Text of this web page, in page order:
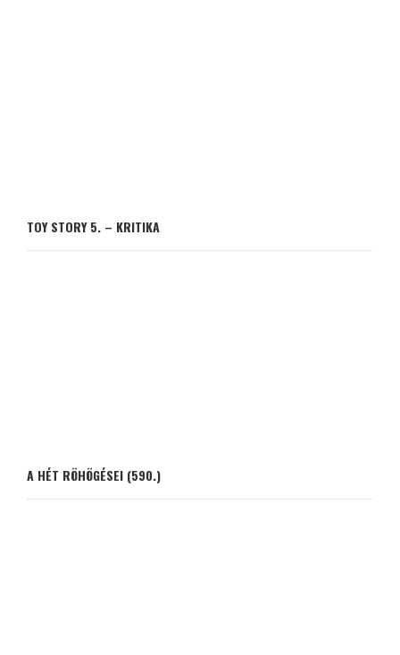
TOY STORY 5. – KRITIKA
A HÉT RÖHÖGÉSEI (590.)